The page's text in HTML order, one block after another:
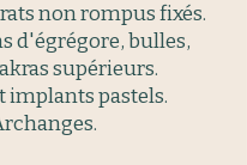
non rompus fixés.
d'égrégore, bulles,
supérieurs.
implants pastels.